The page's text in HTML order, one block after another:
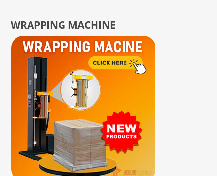
WRAPPING MACHINE